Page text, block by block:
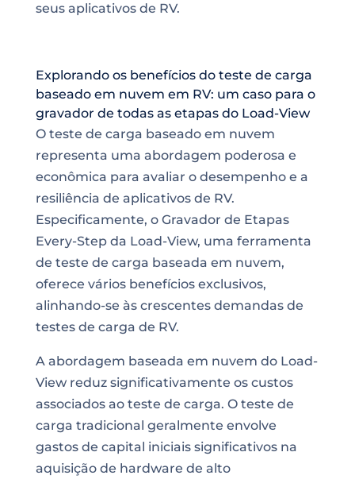
seus aplicativos de RV.
Explorando os benefícios do teste de carga
baseado em nuvem em RV: um caso para o
gravador de todas as etapas do Load-View
O teste de carga baseado em nuvem
representa uma abordagem poderosa e
econômica para avaliar o desempenho e a
resiliência de aplicativos de RV.
Especificamente, o Gravador de Etapas
Every-Step da Load-View, uma ferramenta
de teste de carga baseada em nuvem,
oferece vários benefícios exclusivos,
alinhando-se às crescentes demandas de
testes de carga de RV.
A abordagem baseada em nuvem do Load-
View reduz significativamente os custos
associados ao teste de carga. O teste de
carga tradicional geralmente envolve
gastos de capital iniciais significativos na
aquisição de hardware de alto